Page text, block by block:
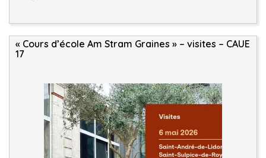
« Cours d’école Am Stram Graines » – visites – CAUE
17